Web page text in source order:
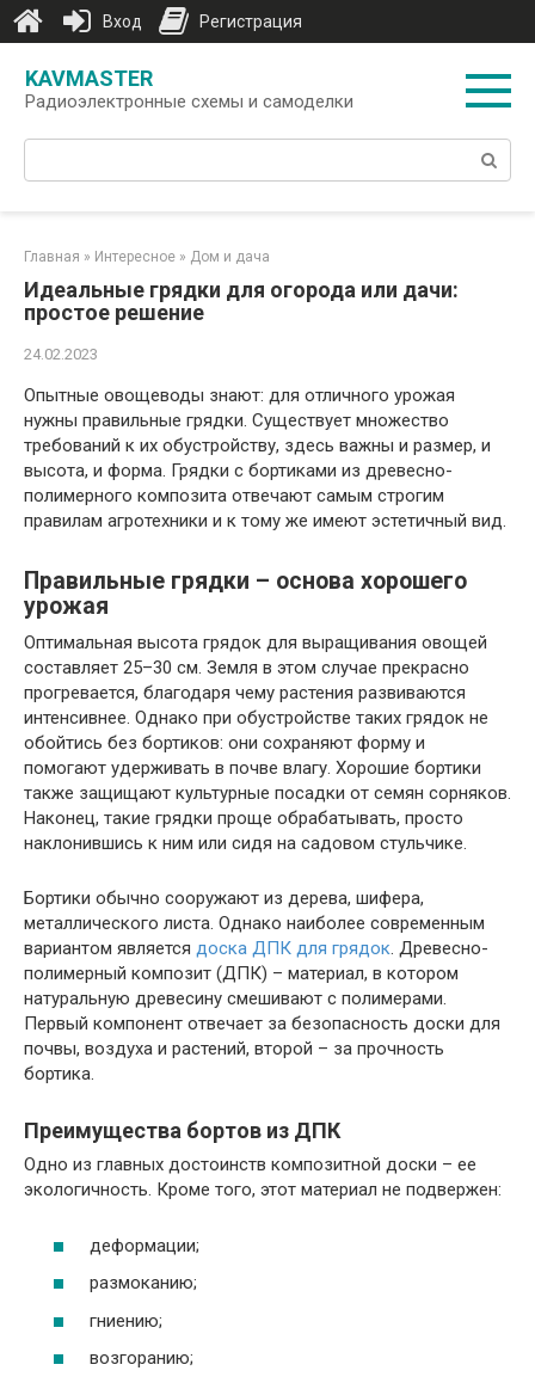
контенту
KAVMASTER
Радиоэлектронные схемы и самоделки
Поиск:
Главная » Интересное » Дом и дача
Идеальные грядки для огорода или дачи:
простое решение
24.02.2023
Опытные овощеводы знают: для отличного урожая
нужны правильные грядки. Существует множество
требований к их обустройству, здесь важны и размер, и
высота, и форма. Грядки с бортиками из древесно-
полимерного композита отвечают самым строгим
правилам агротехники и к тому же имеют эстетичный вид.
Правильные грядки – основа хорошего
урожая
Оптимальная высота грядок для выращивания овощей
составляет 25–30 см. Земля в этом случае прекрасно
прогревается, благодаря чему растения развиваются
интенсивнее. Однако при обустройстве таких грядок не
обойтись без бортиков: они сохраняют форму и
помогают удерживать в почве влагу. Хорошие бортики
также защищают культурные посадки от семян сорняков.
Наконец, такие грядки проще обрабатывать, просто
наклонившись к ним или сидя на садовом стульчике.
Бортики обычно сооружают из дерева, шифера,
металлического листа. Однако наиболее современным
вариантом является доска ДПК для грядок. Древесно-
полимерный композит (ДПК) – материал, в котором
натуральную древесину смешивают с полимерами.
Первый компонент отвечает за безопасность доски для
почвы, воздуха и растений, второй – за прочность
бортика.
Преимущества бортов из ДПК
Одно из главных достоинств композитной доски – ее
экологичность. Кроме того, этот материал не подвержен:
деформации;
размоканию;
гниению;
возгоранию;
Вход Регистрация